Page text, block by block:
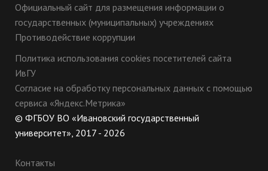
Официальный сайт для размещения информации о
государственных (муниципальных) учреждениях
Противодействие коррупции
Политика использования cookies посетителей сайта
ИвГУ
Согласие на обработку персональных данных с помощью
сервиса «Яндекс.Метрика»
© ФГБОУ ВО «Ивановский государственный
университет», 2017 - 2026
Контакты